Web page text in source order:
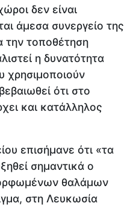
δεν είναι
άμεσα συνεργείο της
την τοποθέτηση
η δυνατότητα
χρησιμοποιούν
ότι στο
και κατάλληλος
επισήμανε ότι «τα
σημαντικά ο
θαλάμων
στη Λευκωσία